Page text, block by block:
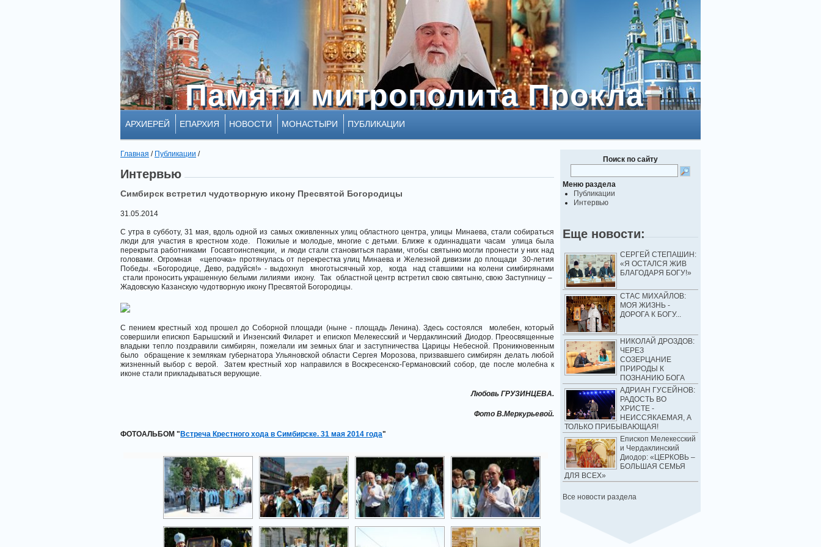
Памяти митрополита Прокла
Памяти митрополита Прокла
АРХИЕРЕЙ ЕПАРХИЯ НОВОСТИ МОНАСТЫРИ ПУБЛИКАЦИИ
Главная / Публикации /
Интервью
Симбирск встретил чудотворную икону Пресвятой Богородицы
31.05.2014
С утра в субботу, 31 мая, вдоль одной из самых оживленных улиц областного центра, улицы Минаева, стали собираться
люди для участия в крестном ходе. Пожилые и молодые, многие с детьми. Ближе к одиннадцати часам улица была
перекрыта работниками Госавтоинспекции, и люди стали становиться парами, чтобы святыню могли пронести у них над
головами. Огромная «цепочка» протянулась от перекрестка улиц Минаева и Железной дивизии до площади 30-летия
Победы. «Богородице, Дево, радуйся!» - выдохнул многотысячный хор, когда над ставшими на колени симбирянами
стали проносить украшенную белыми лилиями икону. Так областной центр встретил свою святыню, свою Заступницу –
Жадовскую Казанскую чудотворную икону Пресвятой Богородицы.
С пением крестный ход прошел до Соборной площади (ныне - площадь Ленина). Здесь состоялся молебен, который
совершили епископ Барышский и Инзенский Филарет и епископ Мелекесский и Чердаклинский Диодор. Преосвященные
владыки тепло поздравили симбирян, пожелали им земных благ и заступничества Царицы Небесной. Проникновенным
было обращение к землякам губернатора Ульяновской области Сергея Морозова, призвавшего симбирян делать любой
жизненный выбор с верой. Затем крестный хор направился в Воскресенско-Германовский собор, где после молебна к
иконе стали прикладываться верующие.
Любовь ГРУЗИНЦЕВА.
Фото В.Меркурьевой.
ФОТОАЛЬБОМ "Встреча Крестного хода в Симбирске. 31 мая 2014 года"
Поиск по сайту
Меню раздела
Публикации
Интервью
Еще новости:
СЕРГЕЙ СТЕПАШИН:
«Я ОСТАЛСЯ ЖИВ
БЛАГОДАРЯ БОГУ!»
СТАС МИХАЙЛОВ:
МОЯ ЖИЗНЬ -
ДОРОГА К БОГУ...
НИКОЛАЙ ДРОЗДОВ:
ЧЕРЕЗ
СОЗЕРЦАНИЕ
ПРИРОДЫ К
ПОЗНАНИЮ БОГА
АДРИАН ГУСЕЙНОВ:
РАДОСТЬ ВО
ХРИСТЕ -
НЕИССЯКАЕМАЯ, А
ТОЛЬКО ПРИБЫВАЮЩАЯ!
Епископ Мелекесский
и Чердаклинский
Диодор: «ЦЕРКОВЬ –
БОЛЬШАЯ СЕМЬЯ
ДЛЯ ВСЕХ»
Все новости раздела